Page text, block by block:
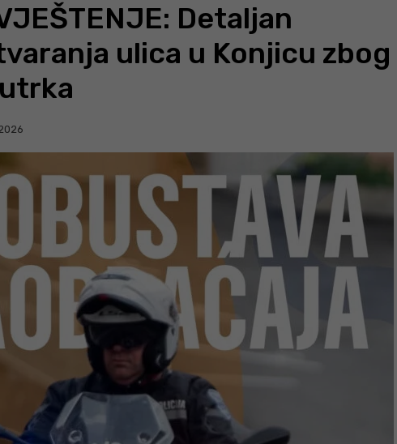
Detaljan
ulica u Konjicu zbog